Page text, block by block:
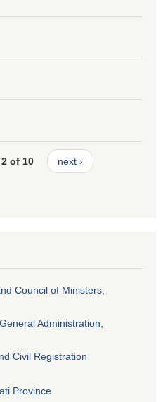
2 of 10 next ›
Council of Ministers,
Administration,
Civil Registration
Province